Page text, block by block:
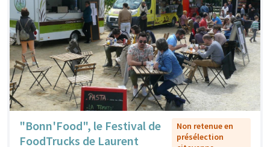
"Bonn'Food", le Festival de
FoodTrucks de Laurent
Non retenue en
présélection